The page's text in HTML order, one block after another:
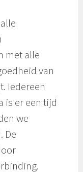
met alle
van
Iedereen
is er een tijd
we
De